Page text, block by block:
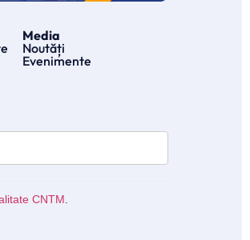
Media
Noutăți
Evenimente
CNTM